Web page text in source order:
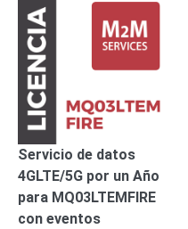
Inalámbricas
Cámaras
HD
TurboHD
HD-TVI
Ambientes
Salinos Antiexplosión
/ Eyeball /
Servicio de datos
4GLTE/5G por un Año
para MQ03LTEMFIRE
con eventos